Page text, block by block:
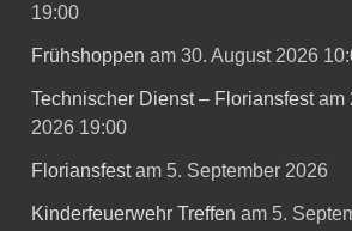
19:00
Frühshoppen am 30. August 2026
Technischer Dienst – Floriansfestam
2026 19:00
Floriansfestam 5. September 2026
Kinderfeuerwehr Treffen am 5.